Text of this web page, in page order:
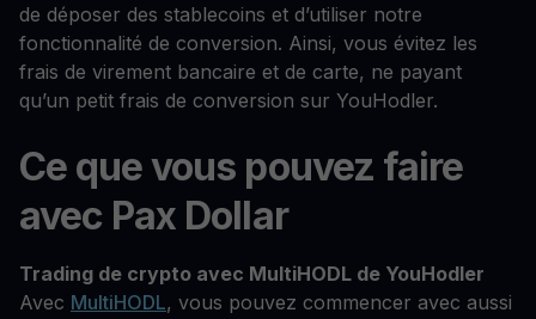
de déposer des stablecoins et d’utiliser notre
fonctionnalité de conversion. Ainsi, vous évitez les
frais de virement bancaire et de carte, ne payant
qu’un petit frais de conversion sur YouHodler.
Ce que vous pouvez faire
avec Pax Dollar
Trading de crypto avec MultiHODL de YouHodler
Avec MultiHODL, vous pouvez commencer avec aussi